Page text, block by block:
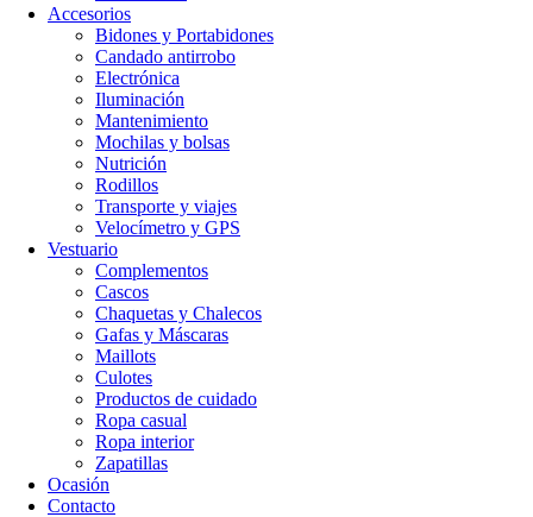
Accesorios
Bidones y Portabidones
Candado antirrobo
Electrónica
Iluminación
Mantenimiento
Mochilas y bolsas
Nutrición
Rodillos
Transporte y viajes
Velocímetro y GPS
Vestuario
Complementos
Cascos
Chaquetas y Chalecos
Gafas y Máscaras
Maillots
Culotes
Productos de cuidado
Ropa casual
Ropa interior
Zapatillas
Ocasión
Contacto